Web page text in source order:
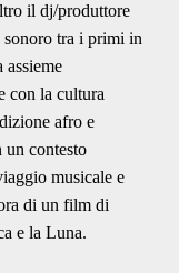
il dj/produttore
tra i primi in
assieme
con la cultura
afro e
un contesto
musicale e
di un film di
e la Luna.